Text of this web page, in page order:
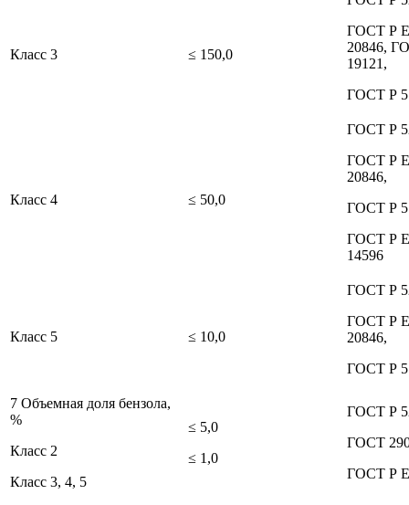
Класс 3 ≤ 150,0
ГОСТ Р
20846,
19121,
ГОСТ Р
Класс 4 ≤ 50,0
ГОСТ Р
ГОСТ Р
20846,
ГОСТ Р
ГОСТ Р
14596
Класс 5 ≤ 10,0
ГОСТ Р
ГОСТ Р
20846,
ГОСТ Р
7 Объемная доля бензола,
%
Класс 2
Класс 3, 4, 5
≤ 5,0
≤ 1,0
ГОСТ Р
ГОСТ
ГОСТ Р